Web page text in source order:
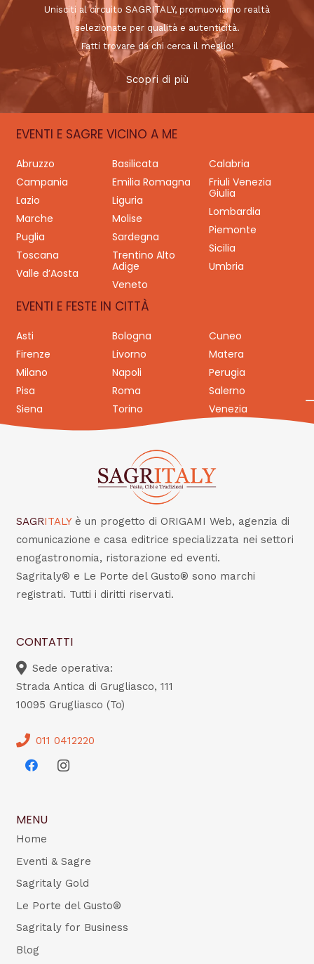
Unisciti al circuito SAGRITALY, promuoviamo realtà
selezionate per qualità e autenticità.
Fatti trovare da chi cerca il meglio!
Scopri di più
EVENTI E SAGRE VICINO A ME
Abruzzo Basilicata
Calabria
Campania
Emilia Romagna
Friuli Venezia
Giulia
Lazio
Liguria
Lombardia
Marche
Molise
Piemonte
Puglia
Sardegna
Sicilia
Toscana
Trentino Alto
Adige
Umbria
Valle d’Aosta
Veneto
EVENTI E FESTE IN CITTÀ
Asti Bologna
Cuneo
Firenze
Livorno
Matera
Milano
Napoli
Perugia
Pisa
Roma
Salerno
Siena
Torino Venezia
SAGRITALY è un progetto di ORIGAMI Web, agenzia di
comunicazione e casa editrice specializzata nei settori
enogastronomia, ristorazione ed eventi.
Sagritaly® e Le Porte del Gusto® sono marchi
registrati. Tutti i diritti riservati.
CONTATTI
Sede operativa:
Strada Antica di Grugliasco, 111
10095 Grugliasco (To)
011 0412220
MENU
Home
Eventi & Sagre
Sagritaly Gold
Le Porte del Gusto®
Sagritaly for Business
Blog